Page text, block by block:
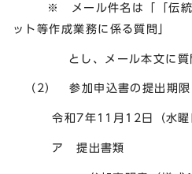
※ メール件名は「「伝統
ット等作成業務に係る質問」
とし、メール本文に質問
（2） 参加申込書の提出期限
令和7年11月12日（水曜日
ア 提出書類